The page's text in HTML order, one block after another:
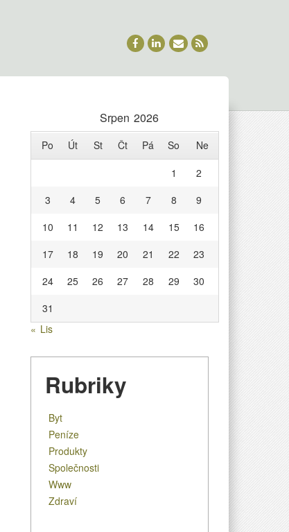
Srpen 2026
Po Út St Čt Pá So
Ne
1
2
3
4 5 6 7 8
9
10
11 12 13 14 15
16
17
18 19 20 21 22
23
24
25 26 27 28 29
30
31
« Lis
Rubriky
Byt
Peníze
Produkty
Společnosti
Www
Zdraví